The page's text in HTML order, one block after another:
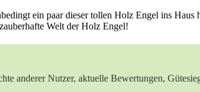
ein⁤ paar dieser tollen Holz ​Engel ins
Welt der Holz Engel!
anderer Nutzer, aktuelle Bewertungen,⁢